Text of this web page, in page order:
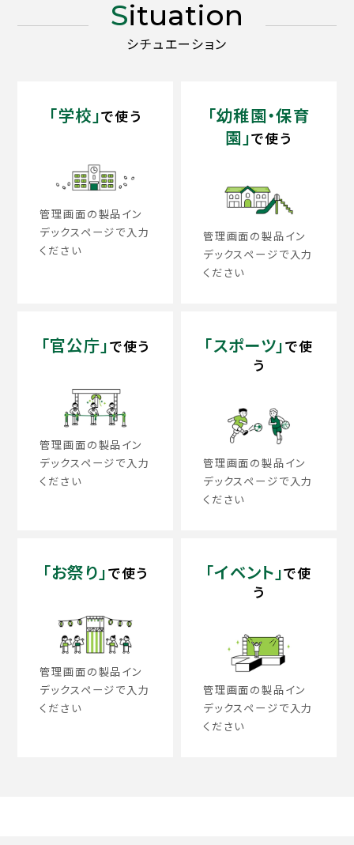
Situation
シチュエーション
「学校」で使う
管理画面の製品イン
デックスページで入力
ください
「幼稚園・保育
園」で使う
管理画面の製品イン
デックスページで入力
ください
「官公庁」で使う
管理画面の製品イン
デックスページで入力
ください
「スポーツ」で使
う
管理画面の製品イン
デックスページで入力
ください
「お祭り」で使う
管理画面の製品イン
デックスページで入力
ください
「イベント」で使
う
管理画面の製品イン
デックスページで入力
ください